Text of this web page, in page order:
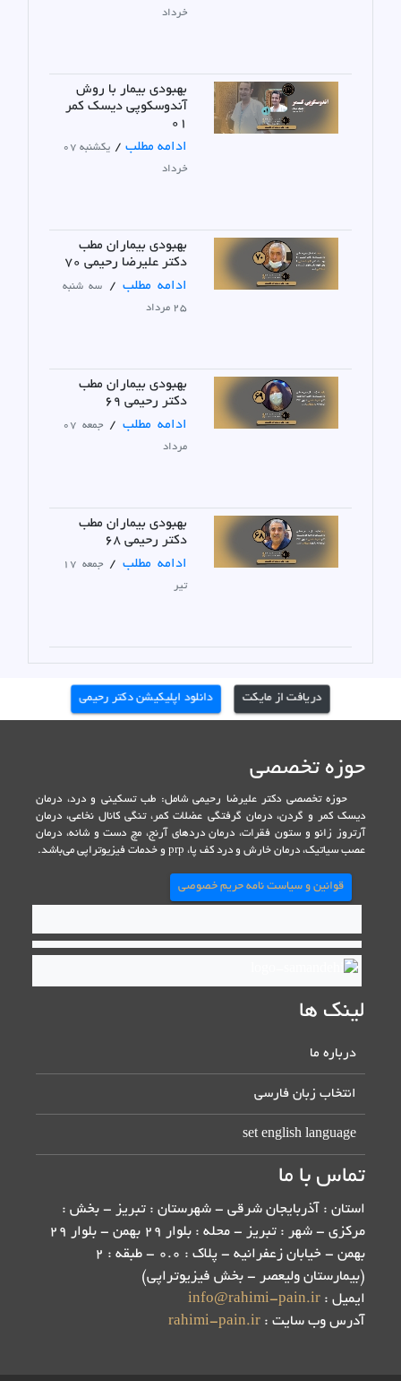
خرداد
بهبودی بیمار با روش
آندوسکوپی دیسک کمر
01
ادامه مطلب /
یکشنبه 07
خرداد
بهبودی بیماران مطب
دکتر علیرضا رحیمی 70
ادامه مطلب /
سه شنبه
25 مرداد
بهبودی بیماران مطب
دکتر رحیمی 69
ادامه مطلب /
جمعه 07
مرداد
بهبودی بیماران مطب
دکتر رحیمی 68
ادامه مطلب /
جمعه 17
تیر
دانلود اپلیکیشن دکتر رحیمی دریافت از مایکت
حوزه تخصصی
حوزه تخصصی دکتر علیرضا رحیمی شامل: طب تسکینی و درد، درمان
دیسک کمر و گردن، درمان گرفتگی عضلات کمر، تنگی کانال نخاعی، درمان
آرتروز زانو و ستون فقرات، درمان دردهای آرنج، مچ دست و شانه، درمان
عصب سیاتیک، درمان خارش و درد کف پا، prp و خدمات فیزیوتراپی می‌باشد.
قوانین و سیاست نامه حریم خصوصی
لینک ها
درباره ما
انتخاب زبان فارسی
set english language
تماس با ما
استان : آذربایجان شرقی - شهرستان : تبریز - بخش :
مرکزی - شهر : تبریز - محله : بلوار 29 بهمن - بلوار 29
بهمن - خیابان زعفرانیه - پلاک : 0.0 - طبقه : 2
(بیمارستان ولیعصر - بخش فیزیوتراپی)
ایمیل : info@rahimi-pain.ir
آدرس وب سایت : rahimi-pain.ir